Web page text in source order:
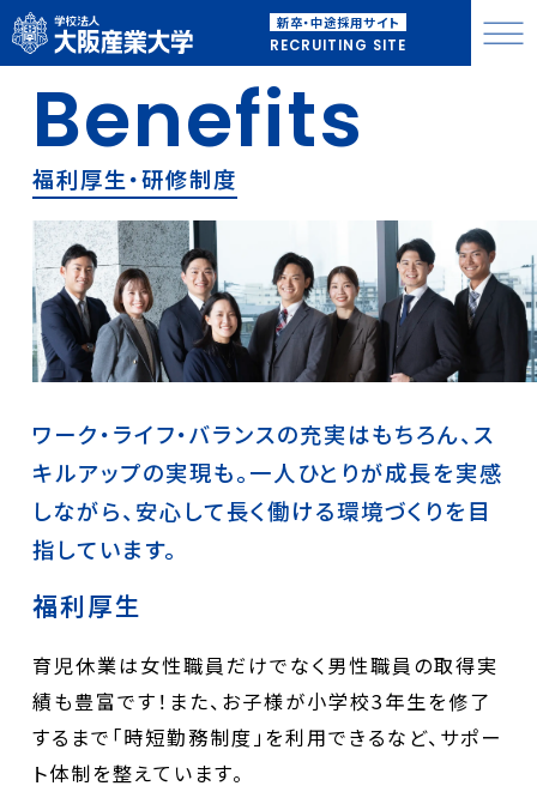
新卒・中途採用サイト
RECRUITING SITE
Benefits
福利厚生・研修制度
ワーク・ライフ・バランスの充実はもちろん、ス
キルアップの実現も。一人ひとりが成長を実感
しながら、安心して長く働ける環境づくりを目
指しています。
福利厚生
育児休業は女性職員だけでなく男性職員の取得実
績も豊富です！ また、お子様が小学校3年生を修了
するまで「時短勤務制度」を利用できるなど、サポー
ト体制を整えています。